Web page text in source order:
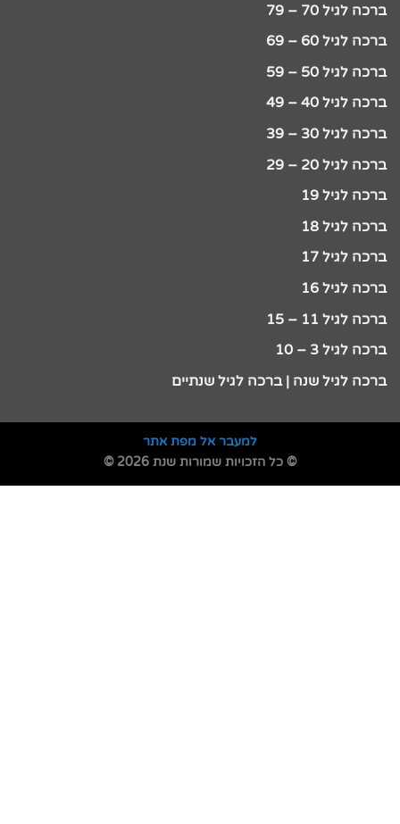
ברכה לגיל 70 – 79
ברכה לגיל 60 – 69
ברכה לגיל 50 – 59
ברכה לגיל 40 – 49
ברכה לגיל 30 – 39
ברכה לגיל 20 – 29
ברכה לגיל 19
ברכה לגיל 18
ברכה לגיל 17
ברכה לגיל 16
ברכה לגיל 11 – 15
ברכה לגיל 3 – 10
ברכה לגיל שנה | ברכה לגיל שנתיים
למעבר אל מפת אתר
© כל הזכויות שמורות שנת 2026 ©